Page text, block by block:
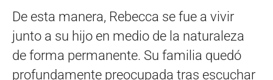
De esta manera, Rebecca se fue a vivir
junto a su hijo en medio de la naturaleza
de forma permanente. Su familia quedó
profundamente preocupada tras escuchar